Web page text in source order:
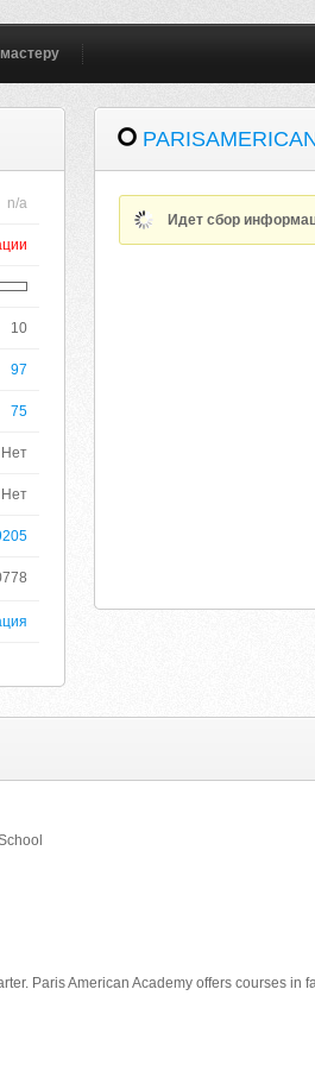
n/a
10
97
75
Нет
Нет
Идет сбор
Paris American Academy offers courses in